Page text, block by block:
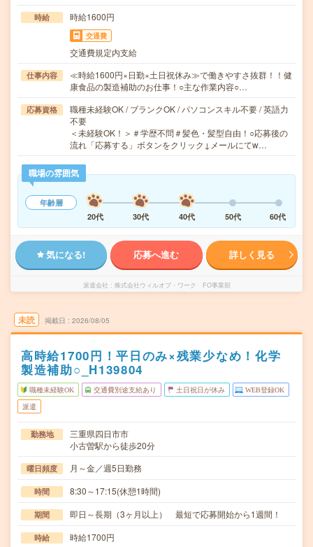
時給 時給1600円
交通費
交通費規定内支給
仕事内容
≪時給1600円×日勤×土日祝休み≫で働きやすさ抜群！！健
康食品の製造補助のお仕事！○主な作業内容○…
応募資格
職種未経験OK / ブランクOK / パソコンスキル不要 / 英語力
不要
＜未経験OK！＞＃学歴不問＃髪色・髪型自由！○応募後の
流れ「応募する」ボタンをクリック↓メールにてw…
職場の雰囲気
年齢層
20代
30代 40代 50代 60代
気になる! 応募へ進む 詳しく見る
派遣会社 株式会社ウィルオブ・ワーク FO事業部
未読 掲載日 2026/08/05
高時給1700円！平日のみ×残業少なめ！化学
製造補助○_H139804
職種未経験OK 交通費別途支給あり 土日祝日が休み WEB登録OK
派遣
勤務地
三重県四日市市
小古曽駅から徒歩20分
曜日頻度 月～金／週5日勤務
時間 8:30～17:15(休憩1時間)
期間 即日～長期（3ヶ月以上） 最短で応募開始から1週間！
時給 時給1700円